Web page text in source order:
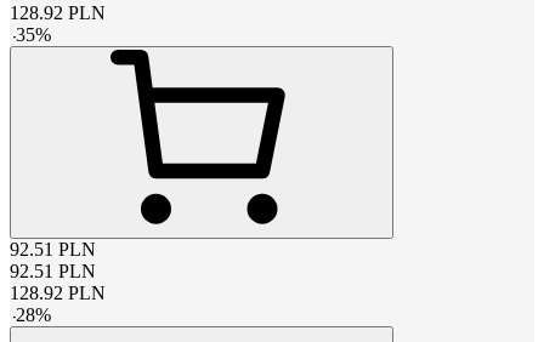
128.92 PLN
-35%
92.51 PLN
92.51 PLN
128.92 PLN
-28%